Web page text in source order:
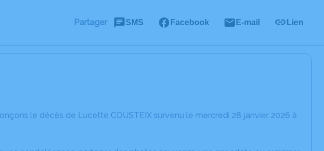
Partager SMS Facebook E-mail Lien
le décès de Lucette COUSTEIX survenu le mercredi 28 janvier 2026 à